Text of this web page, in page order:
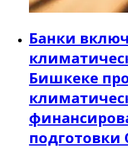
Банки
Бишкеке
подготовки